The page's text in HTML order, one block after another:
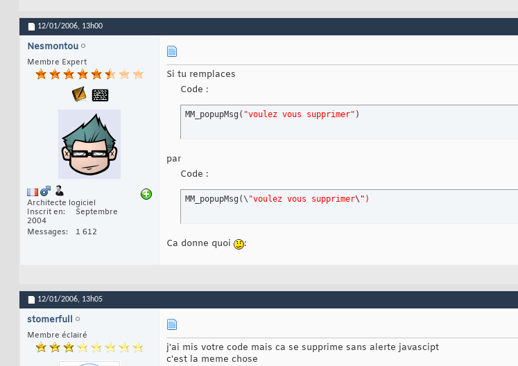
12/01/2006, 13h00
Nesmontou
Membre Expert
Architecte logiciel
Inscrit en
Septembre
2004
Messages
1 612
Si tu remplaces
Code :
MM_popupMsg ( "voulez vous supprimer" )
par
Code :
MM_popupMsg (\ "voulez vous supprimer\" )
Ca donne quoi :
12/01/2006, 13h05
stomerfull
Membre éclairé
j'ai mis votre code mais ca se supprime sans alerte javascipt
c'est la meme chose